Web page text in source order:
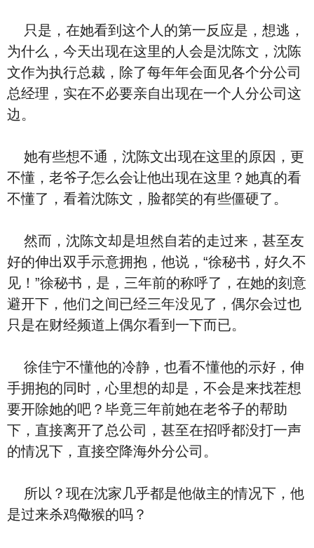
只是，在她看到这个人的第一反应是，想逃，
为什么，今天出现在这里的人会是沈陈文，沈陈
文作为执行总裁，除了每年年会面见各个分公司
总经理，实在不必要亲自出现在一个人分公司这
边。
她有些想不通，沈陈文出现在这里的原因，更
不懂，老爷子怎么会让他出现在这里？她真的看
不懂了，看着沈陈文，脸都笑的有些僵硬了。
然而，沈陈文却是坦然自若的走过来，甚至友
好的伸出双手示意拥抱，他说，“徐秘书，好久不
见！”徐秘书，是，三年前的称呼了，在她的刻意
避开下，他们之间已经三年没见了，偶尔会过也
只是在财经频道上偶尔看到一下而已。
徐佳宁不懂他的冷静，也看不懂他的示好，伸
手拥抱的同时，心里想的却是，不会是来找茬想
要开除她的吧？毕竟三年前她在老爷子的帮助
下，直接离开了总公司，甚至在招呼都没打一声
的情况下，直接空降海外分公司。
所以？现在沈家几乎都是他做主的情况下，他
是过来杀鸡儆猴的吗？